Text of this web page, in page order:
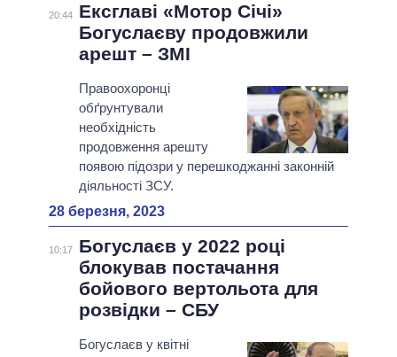
20:44
Ексглаві «Мотор Січі»
Богуслаєву продовжили
арешт – ЗМІ
Правоохоронці
обґрунтували
необхідність
продовження арешту
появою підозри у перешкоджанні законній
діяльності ЗСУ.
28 березня, 2023
10:17
Богуслаєв у 2022 році
блокував постачання
бойового вертольота для
розвідки – СБУ
Богуслаєв у квітні